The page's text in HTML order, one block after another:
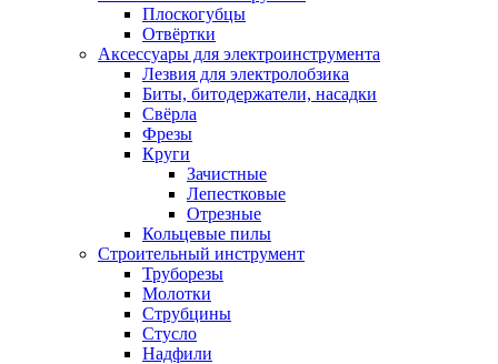
Плоскогубцы
Отвёртки
Аксессуары для электроинструмента
Лезвия для электролобзика
Биты, битодержатели, насадки
Свёрла
Фрезы
Круги
Зачистные
Лепестковые
Отрезные
Кольцевые пилы
Строительный инструмент
Труборезы
Молотки
Струбцины
Стусло
Надфили